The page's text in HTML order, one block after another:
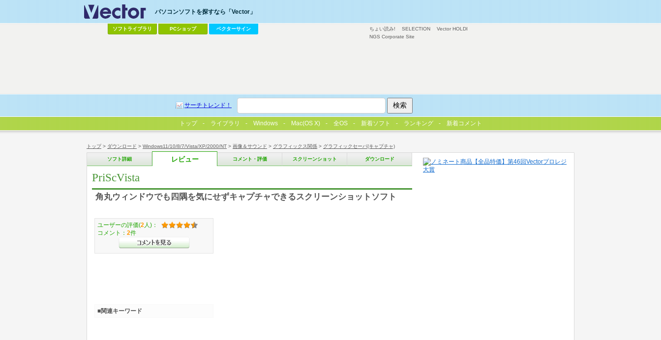
トップ> ダウンロード > Windows11/10/8/7/Vista/XP/2000/NT > 画像＆サウンド > グラフィックス関係 > グラフィックセーバ(キャプチャ)
ソフト詳細 レビュー コメント・評価 スクリーンショット ダウンロード
PriScVista
角丸ウィンドウでも四隅を気にせずキャプチャできるスクリーンショットソフト
ユーザーの評価(2 人)：
コメント： 2件
■関連キーワード
ちょい読み! SELECTION
Vector HOLDI
NGS Corporate Site
パソコンソフトを探すなら「Vector」
ソフトライブラリ PCショップ ベクターサイン
サーチトレンド！
トップ ライブラリ Windows Mac(OS X) 全OS 新着ソフト ランキング 新着コメント